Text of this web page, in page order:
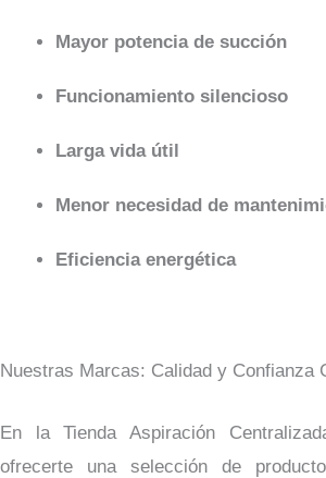
Mayor potencia de succión
Funcionamiento silencioso
Larga vida útil
Menor necesidad de
Eficiencia energética
Nuestras Marcas: Calidad y Confianza
En la Tienda Aspiración
ofrecerte una selección de